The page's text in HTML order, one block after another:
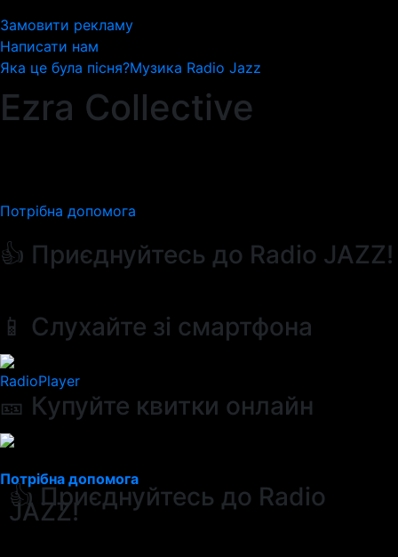
Замовити рекламу
Написати нам
Яка це була пісня?Музика Radio Jazz
Ezra Collective
Потрібна допомога
👍 Приєднуйтесь до Radio JAZZ!
📱 Слухайте зі смартфона
RadioPlayer
🎫 Купуйте квитки онлайн
Потрібна допомога
👍 Приєднуйтесь до Radio
JAZZ!